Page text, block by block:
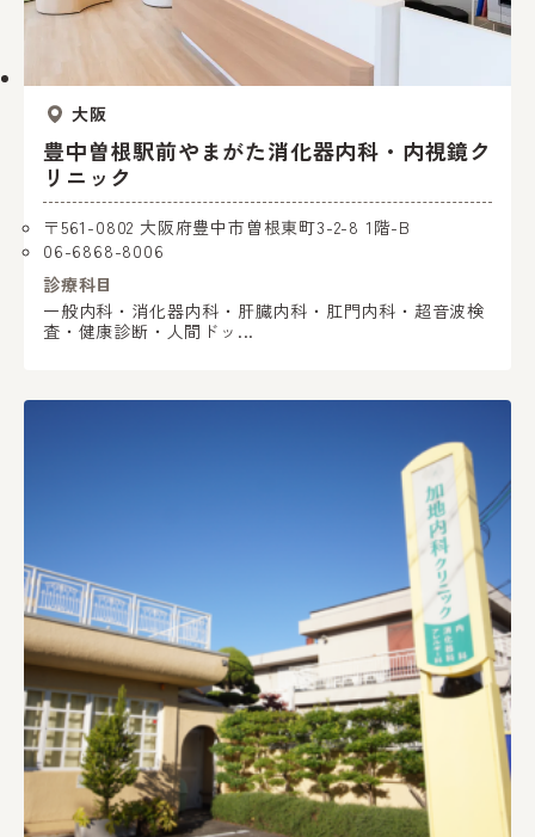
大阪
豊中曽根駅前やまがた消化器内科・内視鏡ク
リニック
〒561-0802 大阪府豊中市曽根東町3-2-8 1階-B
06-6868-8006
診療科目
一般内科・消化器内科・肝臓内科・肛門内科・超音波検
査・健康診断・人間ドッ...